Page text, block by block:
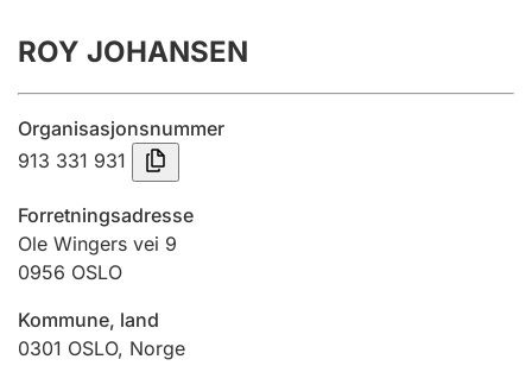
Årsrekneskap
Innsending og forseinkingsgebyr
Tinglysing
Jeger
ROY JOHANSEN
Organisasjonsnummer
913 331 931
Forretningsadresse
Ole Wingers vei 9
0956 OSLO
Kommune, land
0301 OSLO, Norge